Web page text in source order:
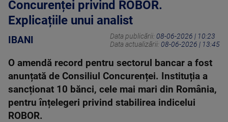
Concurenței privind ROBOR.
Explicațiile unui analist
IBANI Data publicării: 08-06-2026 | 10:23
Data actualizării: 08-06-2026 | 13:45
O amendă record pentru sectorul bancar a fost
anunțată de Consiliul Concurenței. Instituția a
sancționat 10 bănci, cele mai mari din România,
pentru înțelegeri privind stabilirea indicelui
ROBOR.